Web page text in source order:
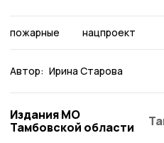
пожарные нацпроект
Автор: Ирина Старова
Издания МО
Тамбовской области